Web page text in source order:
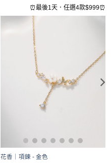
⏰最後1天．任選4款$999⏰
花香｜項鍊 - 金色